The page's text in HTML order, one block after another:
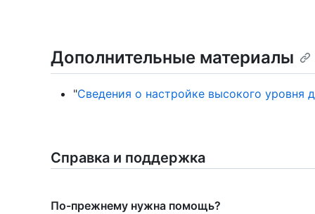
Дополнительные материалы
"Сведения о настройке высокого уровня
Справка и поддержка
По-прежнему нужна помощь?